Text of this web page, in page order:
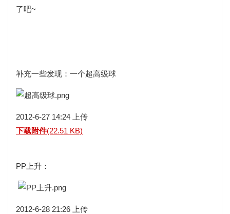
了吧~
补充一些发现：一个超高级球
2012-6-27 14:24 上传
下载附件(22.51 KB)
PP上升：
2012-6-28 21:26 上传